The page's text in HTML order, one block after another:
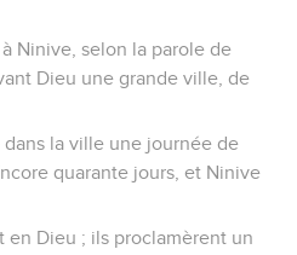
Ninive, selon la parole de
Dieu une grande ville, de
la ville une journée de
quarante jours, et Ninive
en Dieu ; ils proclamèrent un